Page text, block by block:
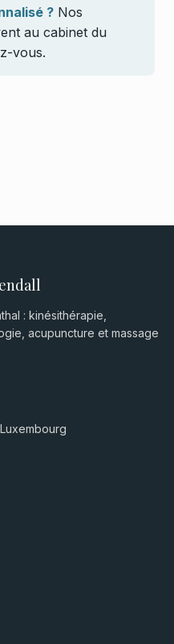
? Nos
au cabinet du
vous.
: kinésithérapie,
acupuncture et massage